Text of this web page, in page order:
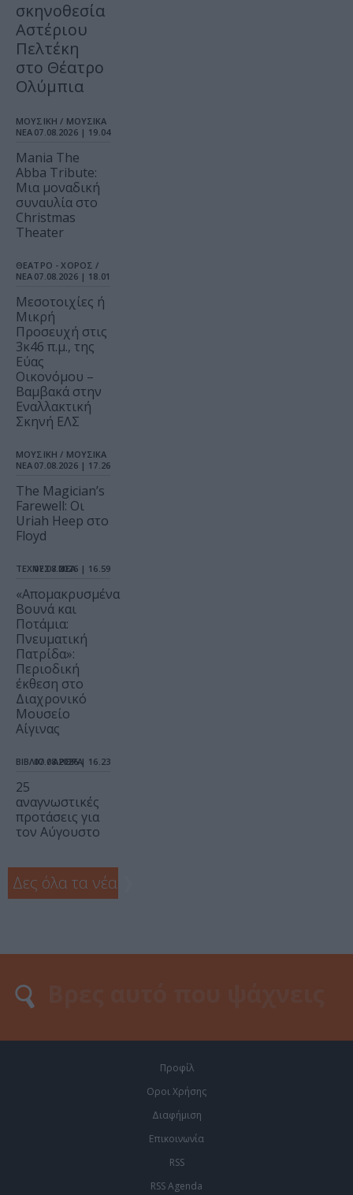
σκηνοθεσία
Αστέριου
Πελτέκη
στο Θέατρο
Ολύμπια
ΜΟΥΣΙΚΗ / ΜΟΥΣΙΚΑ
ΝΕΑ 07.08.2026 | 19.04
Mania The
Abba Tribute:
Μια μοναδική
συναυλία στο
Christmas
Theater
ΘΕΑΤΡΟ - ΧΟΡΟΣ /
ΝΕΑ 07.08.2026 | 18.01
Μεσοτοιχίες ή
Μικρή
Προσευχή στις
3κ46 π.μ., της
Εύας
Οικονόμου –
Βαμβακά στην
Εναλλακτική
Σκηνή ΕΛΣ
ΜΟΥΣΙΚΗ / ΜΟΥΣΙΚΑ
ΝΕΑ 07.08.2026 | 17.26
The Magician’s
Farewell: Οι
Uriah Heep στο
Floyd
ΤΕΧΝΕΣ / ΝΕΑ
07.08.2026 | 16.59
«Απομακρυσμένα
Βουνά και
Ποτάμια:
Πνευματική
Πατρίδα»:
Περιοδική
έκθεση στο
Διαχρονικό
Μουσείο
Αίγινας
ΒΙΒΛΙΟ / ΑΡΘΡΑ
07.08.2026 | 16.23
25
αναγνωστικές
προτάσεις για
τον Αύγουστο
Δες όλα τα νέα
Προφίλ
Οροι Χρήσης
Διαφήμιση
Επικοινωνία
RSS
RSS Agenda